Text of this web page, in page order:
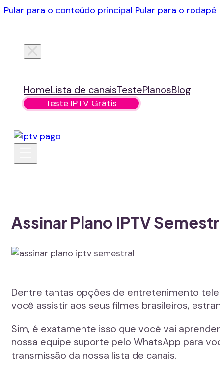
Pular para o conteúdo principal Pular para o rodapé
HomeLista de canaisTestePlanosBlog
Teste IPTV Grátis
Assinar Plano IPTV
Dentre tantas opções de entretenimento
você assistir aos seus filmes brasileiros,
Sim, é exatamente isso que você vai
nossa equipe suporte pelo WhatsApp para
transmissão da nossa lista de canais.